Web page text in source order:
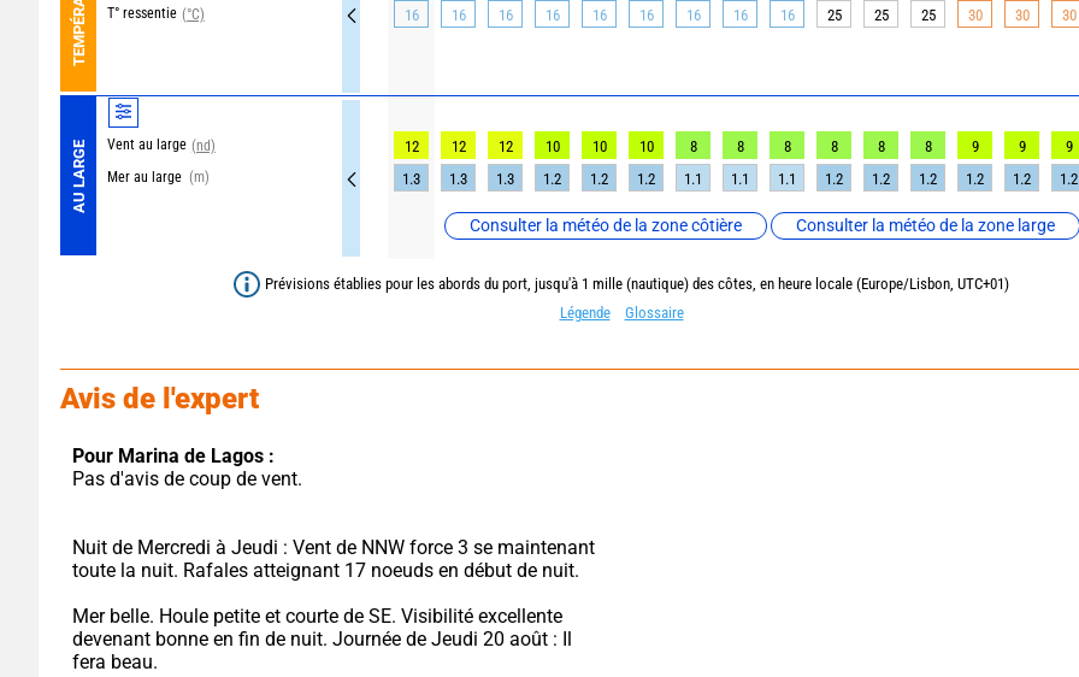
T° ressentie (°C)
AU LARGE Vent au large (nd)
Mer au large (m)
Consulter la météo de la zone côtière Consulter la météo de la zone large
16
16 16 16 16 16 16 16 16 25 25 25 30 30 30
12 12 12 10 10 10 8 8 8 8 8 8 9 9 9
1.3
1.3 1.3 1.2 1.2 1.2 1.1 1.1 1.1 1.2 1.2 1.2 1.2 1.2 1.2
Prévisions établies pour les abords du port, jusqu'à 1 mille (nautique) des côtes, en heure locale (Europe/Lisbon, UTC+01)
Légende
Glossaire
Avis de l'expert
Pour Marina de Lagos :
Pas d'avis de coup de vent.
Nuit de Mercredi à Jeudi : Vent de NNW force 3 se maintenant
toute la nuit. Rafales atteignant 17 noeuds en début de nuit.
Mer belle. Houle petite et courte de SE. Visibilité excellente
devenant bonne en fin de nuit. Journée de Jeudi 20 août : Il
fera beau.